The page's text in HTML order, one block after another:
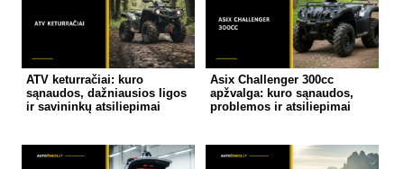
ATV keturračiai: kuro
sąnaudos, dažniausios ligos
ir savininkų atsiliepimai
Asix Challenger 300cc
apžvalga: kuro sąnaudos,
problemos ir atsiliepimai